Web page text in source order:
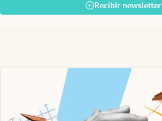
Recibir newsletter